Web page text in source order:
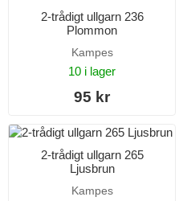
2-trådigt ullgarn 236
Plommon
Kampes
10 i lager
95 kr
2-trådigt ullgarn 265
Ljusbrun
Kampes